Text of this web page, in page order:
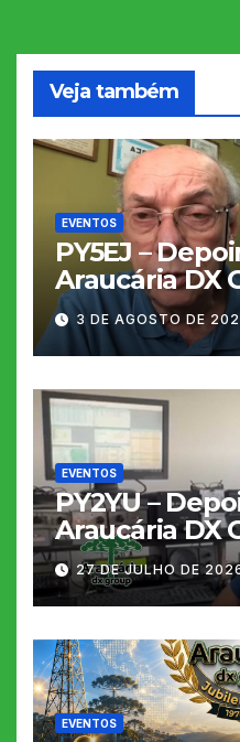
Veja também
EVENTOS
PY5EJ –
Araucária DX
3 DE AGOSTO DE
EVENTOS
PY2YU –
Araucária DX
27 DE JULHO DE
EVENTOS